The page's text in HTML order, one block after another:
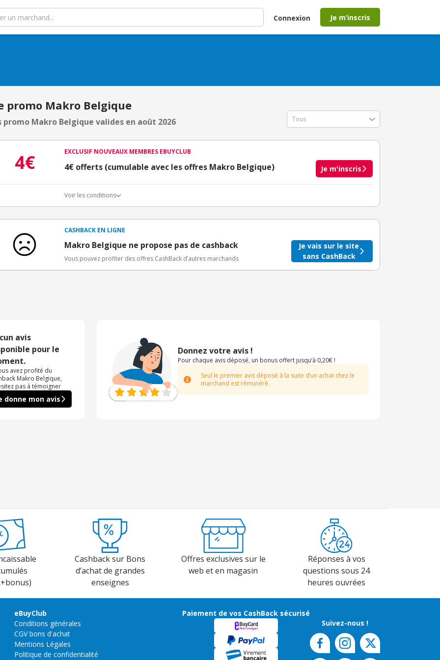
Connexion Je m’inscris
promo Makro Belgique
promo Makro Belgique valides en août 2026
4€ EXCLUSIF NOUVEAUX MEMBRES EBUYCLUB
4€ offerts (cumulable avec les offres Makro Belgique) Je m'inscris
Voir les conditions
3€ de bienvenue crédités immédiatement + 1€ supplémentaire crédité après le téléchargement de l'alerte
Offre réservée à une toute première inscription chez eBuyClub.
CASHBACK EN LIGNE
Makro Belgique ne propose pas de cashback
Vous pouvez profiter des offres CashBack d’autres marchands
Je vais sur le site
sans CashBack
avis
pour le
avez profité du
Makro Belgique,
pas à témoigner
donne mon avis
Donnez votre avis !
Pour chaque avis déposé, un bonus offert jusqu’à 0,20€ !
Seul le premier avis déposé à la suite d’un achat chez le
marchand est rémunéré.
Cashback sur Bons
d’achat de grandes
enseignes
Offres exclusives sur le
web et en magasin
Réponses à vos
questions sous 24
heures ouvrées
eBuyClub
Conditions générales
CGV bons d'achat
Mentions Légales
Politique de confidentialité
Paiement de vos CashBack sécurisé
Suivez-nous !